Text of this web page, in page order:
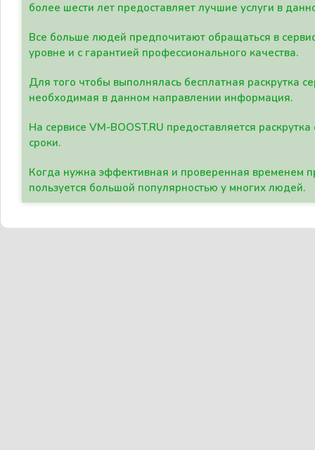
более шести лет предоставляет лучшие услуги в
Все больше людей предпочитают обращаться в
уровне и с гарантией профессионального качества.
Для того чтобы выполнялась бесплатная раскрутка
необходимая в данном направлении информация.
На сервисе VM-BOOST.RU предоставляется
сроки.
Когда нужна эффективная и проверенная временем
пользуется большой популярностью у многих людей.